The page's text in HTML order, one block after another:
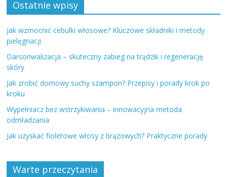
Ostatnie wpisy
Jak wzmocnić cebulki włosowe? Kluczowe składniki i metody
pielęgnacji
Darsonwalizacja – skuteczny zabieg na trądzik i regenerację
skóry
Jak zrobić domowy suchy szampon? Przepisy i porady krok po
kroku
Wypełniacz bez wstrzykiwania – innowacyjna metoda
odmładzania
Jak uzyskać fioletowe włosy z brązowych? Praktyczne porady
Warte przeczytania